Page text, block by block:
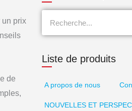
un prix
de
Liste de produits
A propos de nous
NOUVELLES ET